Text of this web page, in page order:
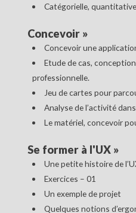
Catégorielle,
Concevoir»
Concevoir une
Etude de cas,
professionnelle.
Jeu de cartes pour
Analyse de l’activité
Le matériel, concevoir
Se former à l'UX»
Une petite histoire de
Exercices – 01
Un exemple de projet
Quelques notions